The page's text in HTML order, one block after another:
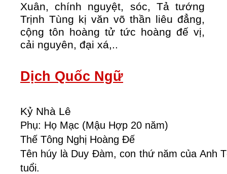
Xuân, chính nguyệt, sóc, Tả tướng
Trịnh Tùng kị văn võ thần liêu đẳng,
cộng tôn hoàng tử tức hoàng đế vị,
cải nguyên, đại xá,..
Dịch Quốc Ngữ
Kỷ Nhà Lê
Phụ: Họ Mạc (Mậu Hợp 20 năm)
Thế Tông Nghị Hoàng Đế
Tên húy là Duy Đàm, con thứ năm của Anh
tuổi.